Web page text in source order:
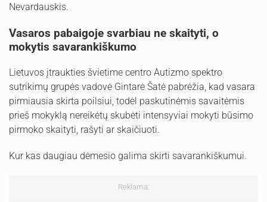
Nevardauskis.
Vasaros pabaigoje svarbiau ne skaityti, o
mokytis savarankiškumo
Lietuvos įtraukties švietime centro Autizmo spektro
sutrikimų grupės vadovė Gintarė Šatė pabrėžia, kad vasara
pirmiausia skirta poilsiui, todėl paskutinėmis savaitėmis
prieš mokyklą nereikėtų skubėti intensyviai mokyti būsimo
pirmoko skaityti, rašyti ar skaičiuoti.
Kur kas daugiau dėmesio galima skirti savarankiškumui.
Reklama: